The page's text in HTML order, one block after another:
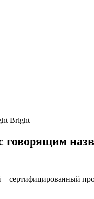
Bright
говорящим
– сертифицированный